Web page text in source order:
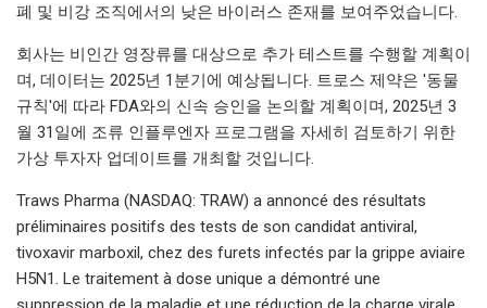
폐 및 비강 조직에서의 낮은 바이러스 존재를 보여주었습니다.
회사는 비인간 영장류를 대상으로 추가 테스트를 수행할 계획이
며, 데이터는 2025년 1분기에 예상됩니다. 트로스 제약은 '동물
규칙'에 따라 FDA와의 신속 승인을 논의할 계획이며, 2025년 3
월 31일에 조류 인플루엔자 프로그램을 자세히 검토하기 위한
가상 투자자 업데이트를 개최할 것입니다.
Traws Pharma (NASDAQ: TRAW) a annoncé des résultats
préliminaires positifs des tests de son candidat antiviral,
tivoxavir marboxil, chez des furets infectés par la grippe aviaire
H5N1. Le traitement à dose unique a démontré une